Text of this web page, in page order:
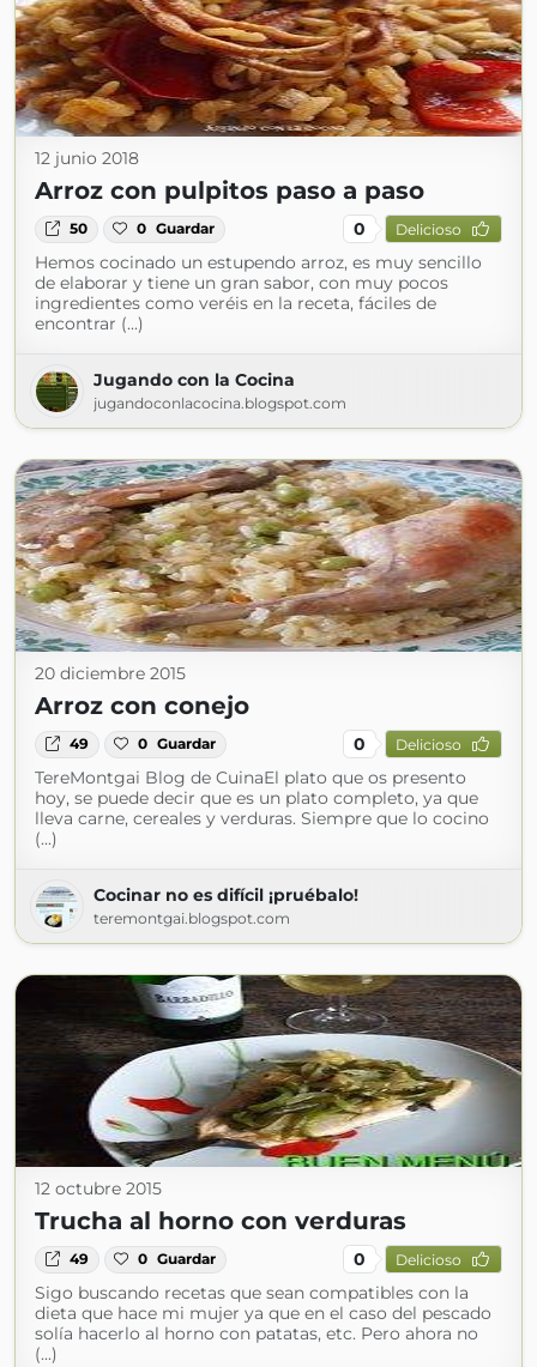
12 junio 2018
Arroz con pulpitos paso a paso
50 0 Guardar 0 Delicioso
Hemos cocinado un estupendo arroz, es muy sencillo
de elaborar y tiene un gran sabor, con muy pocos
ingredientes como veréis en la receta, fáciles de
encontrar (...)
Jugando con la Cocina
jugandoconlacocina.blogspot.com
20 diciembre 2015
Arroz con conejo
49 0 Guardar 0 Delicioso
TereMontgai Blog de CuinaEl plato que os presento
hoy, se puede decir que es un plato completo, ya que
lleva carne, cereales y verduras. Siempre que lo cocino
(...)
Cocinar no es difícil ¡pruébalo!
teremontgai.blogspot.com
12 octubre 2015
Trucha al horno con verduras
49 0 Guardar 0 Delicioso
Sigo buscando recetas que sean compatibles con la
dieta que hace mi mujer ya que en el caso del pescado
solía hacerlo al horno con patatas, etc. Pero ahora no
(...)